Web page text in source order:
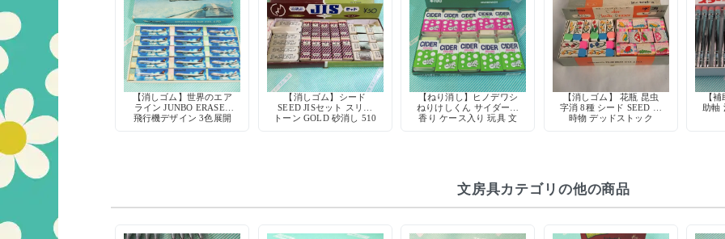
【消しゴム】世界のエア
ライン JUNBO ERASER
飛行機デザイン 3色展開
【消しゴム】シード
SEED JISセット スリー
トーン GOLD 砂消し 510
【ねり消し】ヒノデワシ
ねりけしくん サイダーの
香り ケース入り 玩具 文
【消しゴム】 花瓶 昆虫
字消 8種 シード SEED 当
時物 デッドストック
【
助軸
文房具カテゴリの他の商品